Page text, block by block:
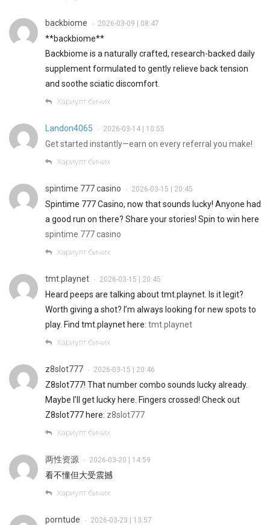
backbiome • 2026-03-09 | 08:47
**backbiome**
Backbiome is a naturally crafted, research-backed daily
supplement formulated to gently relieve back tension
and soothe sciatic discomfort.
Хариулт бичих
Landon4065 • 2026-03-14 | 10:55
Get started instantly—earn on every referral you make!
Хариулт бичих
spintime 777 casino • 2026-03-15 | 20:45
Spintime 777 Casino, now that sounds lucky! Anyone had
a good run on there? Share your stories! Spin to win here
spintime 777 casino
Хариулт бичих
tmt.playnet • 2026-03-15 | 20:45
Heard peeps are talking about tmt.playnet. Is it legit?
Worth giving a shot? I’m always looking for new spots to
play. Find tmt.playnet here: tmt.playnet
Хариулт бичих
z8slot777 • 2026-03-15 | 20:46
Z8slot777! That number combo sounds lucky already.
Maybe I’ll get lucky here. Fingers crossed! Check out
Z8slot777 here: z8slot777
Хариулт бичих
两性资源 • 2026-03-20 | 14:59
看不懂但大受震撼
Хариулт бичих
porntude • 2026-03-23 | 13:57